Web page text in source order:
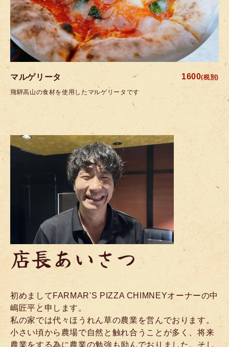
マルゲリータ 1600(税別)
飛騨高山の食材を使用したマルゲリータです
店長あいさつ
初めましてFARMAR'S PIZZA CHIMNEYオーナーの中
嶋匠平と申します。
私の家では代々ほうれん草の農業を営んでおります。
小さい頃から農場で自然と触れ合うことが多く、将来
農業をする為に農業の勉強も励んでおりました。そし